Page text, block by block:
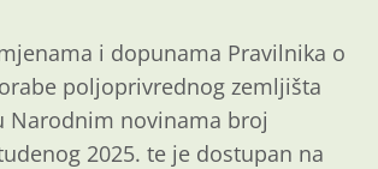
i dopunama Pravilnika o
poljoprivrednog zemljišta
Narodnim novinama broj
2025. te je dostupan na